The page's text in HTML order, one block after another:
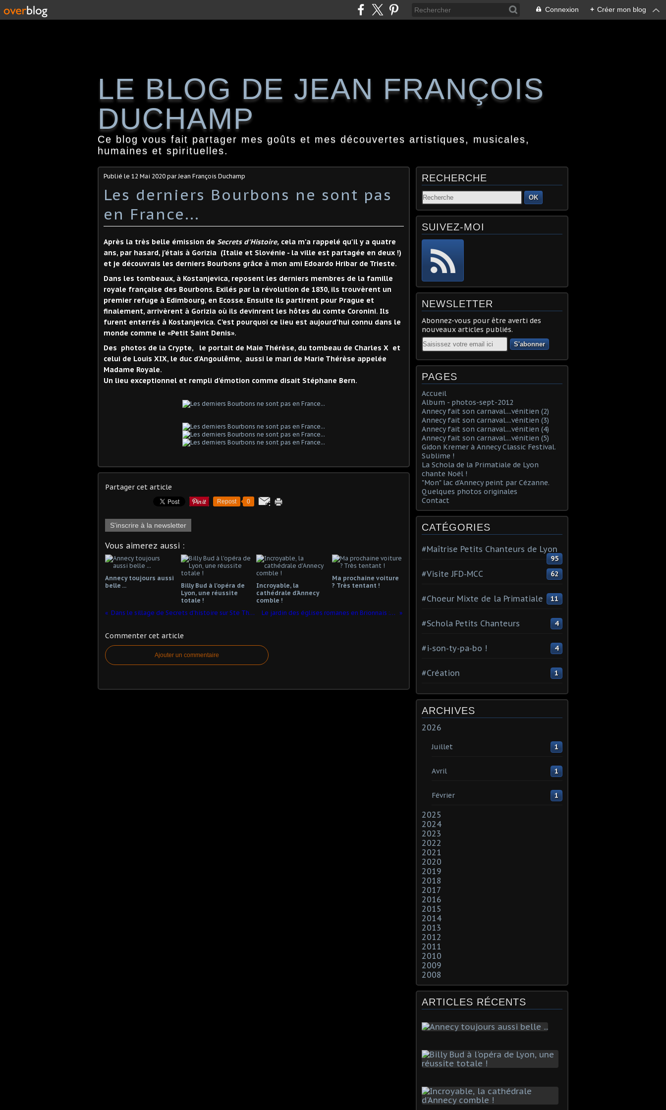
Connexion + Créer mon blog
LE BLOG DE JEAN FRANÇOIS
DUCHAMP
Ce blog vous fait partager mes goûts et mes découvertes artistiques, musicales,
humaines et spirituelles.
Publié le 12 Mai 2020 par Jean François Duchamp
Les derniers Bourbons ne sont pas
en France...
Après la très belle émission de Secrets d'Histoire, cela m'a rappelé qu'il y a quatre
ans, par hasard, j'étais à Gorizia (Italie et Slovénie - la ville est partagée en deux !)
et je découvrais les derniers Bourbons grâce à mon ami Edoardo Hribar de Trieste.
Dans les tombeaux, à Kostanjevica, reposent les derniers membres de la famille
royale française des Bourbons. Exilés par la révolution de 1830, ils trouvèrent un
premier refuge à Edimbourg, en Ecosse. Ensuite ils partirent pour Prague et
finalement, arrivèrent à Gorizia où ils devinrent les hôtes du comte Coronini. Ils
furent enterrés à Kostanjevica. C’est pourquoi ce lieu est aujourd’hui connu dans le
monde comme le «Petit Saint Denis».
Des photos de la Crypte, le portait de Maie Thérèse, du tombeau de Charles X et
celui de Louis XIX, le duc d'Angoulême, aussi le mari de Marie Thérèse appelée
Madame Royale.
Un lieu exceptionnel et rempli d'émotion comme disait Stéphane Bern.
Partager cet article
Repost 0
S'inscrire à la newsletter
Vous aimerez aussi :
Annecy toujours aussi
belle ...
Billy Bud à l'opéra de
Lyon, une réussite
totale !
Incroyable, la
cathédrale d'Annecy
comble !
Ma prochaine voiture
? Très tentant !
Dans le sillage de Secrets d'histoire sur Ste Thérèse de Lisieux Le jardin des églises romanes en Brionnais : des merveilles.
Commenter cet article
Ajouter un commentaire
RECHERCHE
OK
SUIVEZ-MOI
NEWSLETTER
Abonnez-vous pour être averti des
nouveaux articles publiés.
Email
PAGES
Accueil
Album - photos-sept-2012
Annecy fait son carnaval....vénitien (2)
Annecy fait son carnaval....vénitien (3)
Annecy fait son carnaval....vénitien (4)
Annecy fait son carnaval....vénitien (5)
Gidon Kremer à Annecy Classic Festival.
Sublime !
La Schola de la Primatiale de Lyon
chante Noël !
"Mon" lac d'Annecy peint par Cézanne.
Quelques photos originales
Contact
CATÉGORIES
#Maîtrise Petits Chanteurs de Lyon
95
#Visite JFD-MCC 62
#Choeur Mixte de la Primatiale 11
#Schola Petits Chanteurs 4
#i-son-ty-pa-bo ! 4
#Création 1
ARCHIVES
2026
Juillet 1
Avril 1
Février 1
2025
2024
2023
2022
2021
2020
2019
2018
2017
2016
2015
2014
2013
2012
2011
2010
2009
2008
ARTICLES RÉCENTS